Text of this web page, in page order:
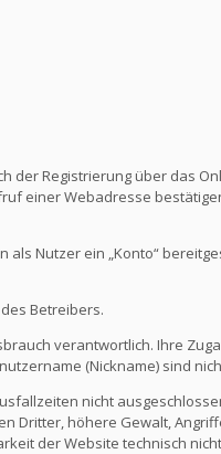
der Registrierung über das
einer Webadresse
Nutzer ein „Konto“
Betreibers.
verantwortlich. Ihre
(Nickname) sind
nicht
Dritter, höhere Gewalt,
der Website technisch